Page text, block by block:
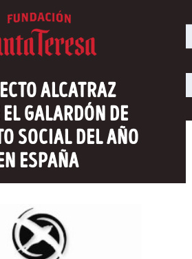
ALCATRAZ
GALARDÓN DE
SOCIAL DEL AÑO
ESPAÑA